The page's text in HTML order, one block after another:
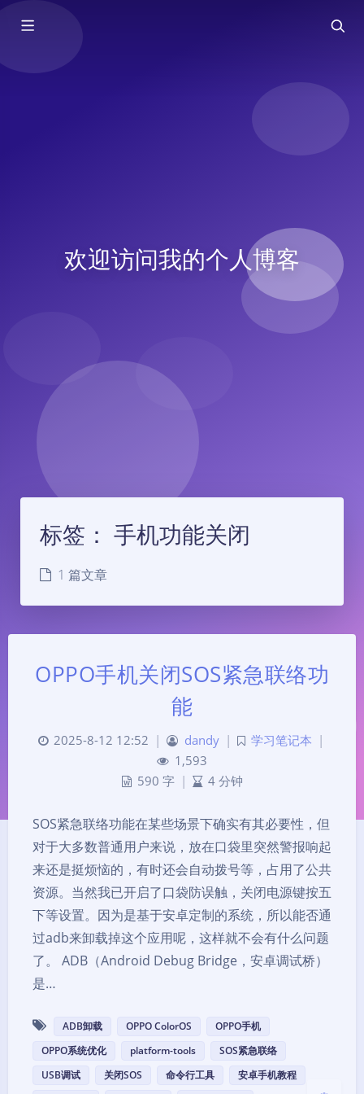
欢迎访问我的个人博客
夜间模式
Sans Serif Serif
关闭 日落
标签： 手机功能关闭
1 篇文章
OPPO手机关闭SOS紧急联络功
能
2025-8-12 12:52 dandy 学习笔记本
1,593
590 字
4 分钟
SOS紧急联络功能在某些场景下确实有其必要性，但
对于大多数普通用户来说，放在口袋里突然警报响起
来还是挺烦恼的，有时还会自动拨号等，占用了公共
资源。当然我已开启了口袋防误触，关闭电源键按五
下等设置。因为是基于安卓定制的系统，所以能否通
过adb来卸载掉这个应用呢，这样就不会有什么问题
了。 ADB（Android Debug Bridge，安卓调试桥）
是…
ADB卸载 OPPO ColorOS
OPPO手机
OPPO系统优化
platform-tools
SOS紧急联络
USB调试
关闭SOS 命令行工具
安卓手机教程